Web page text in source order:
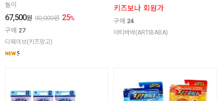
놀이
67,500원 90,000원 25%
구매 27
디웨이브(키즈망고)
키즈보나 회원가
구매 24
아티바바(ARTIBABA)